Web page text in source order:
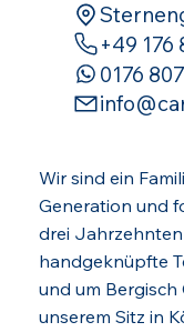
Wir sind ein
Generation und
drei
handgeknüpfte
und um
unserem Sitz in
‪+49 176
0176